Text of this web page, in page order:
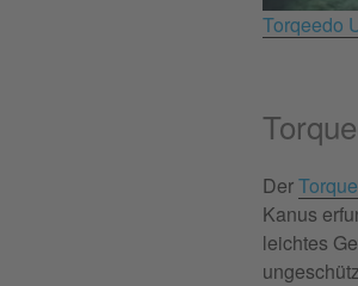
Torqeedo
Der
Kanus
leichtes